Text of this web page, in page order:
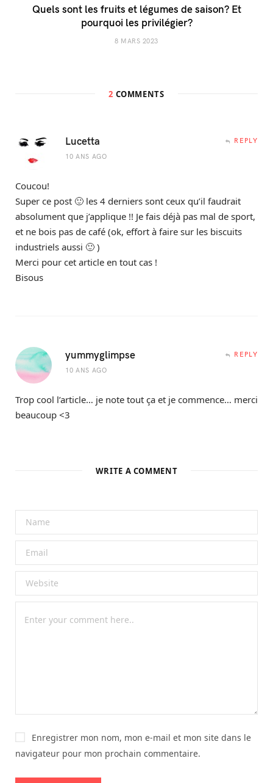
Quels sont les fruits et légumes de saison? Et
pourquoi les privilégier?
8 MARS 2023
2 COMMENTS
Lucetta
10 ANS AGO
REPLY
Coucou!
Super ce post 🙂 les 4 derniers sont ceux qu’il faudrait
absolument que j’applique !! Je fais déjà pas mal de sport,
et ne bois pas de café (ok, effort à faire sur les biscuits
industriels aussi 🙂 )
Merci pour cet article en tout cas !
Bisous
yummyglimpse
10 ANS AGO
REPLY
Trop cool l’article… je note tout ça et je commence… merci
beaucoup <3
WRITE A COMMENT
Enregistrer mon nom, mon e-mail et mon site dans le
navigateur pour mon prochain commentaire.